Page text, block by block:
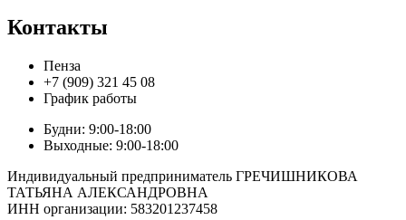
Контакты
Пенза
+7 (909) 321 45 08
График работы
Будни: 9:00-18:00
Выходные: 9:00-18:00
Индивидуальный предприниматель ГРЕЧИШНИКОВА
ТАТЬЯНА АЛЕКСАНДРОВНА
ИНН организации: 583201237458